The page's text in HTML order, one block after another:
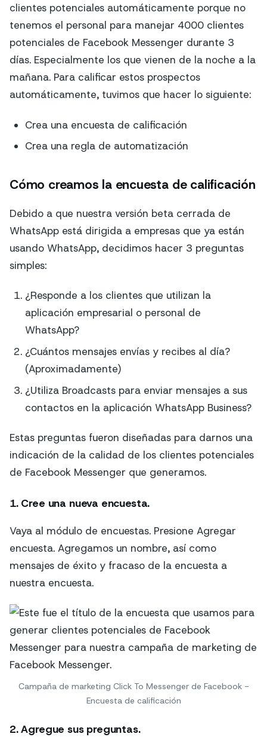
clientes potenciales automáticamente porque no
tenemos el personal para manejar 4000 clientes
potenciales de Facebook Messenger durante 3
días. Especialmente los que vienen de la noche a la
mañana. Para calificar estos prospectos
automáticamente, tuvimos que hacer lo siguiente:
Crea una encuesta de calificación
Crea una regla de automatización
Cómo creamos la encuesta de calificación
Debido a que nuestra versión beta cerrada de
WhatsApp está dirigida a empresas que ya están
usando WhatsApp, decidimos hacer 3 preguntas
simples:
¿Responde a los clientes que utilizan la
aplicación empresarial o personal de
WhatsApp?
¿Cuántos mensajes envías y recibes al día?
(Aproximadamente)
¿Utiliza Broadcasts para enviar mensajes a sus
contactos en la aplicación WhatsApp Business?
Estas preguntas fueron diseñadas para darnos una
indicación de la calidad de los clientes potenciales
de Facebook Messenger que generamos.
1. Cree una nueva encuesta.
Vaya al módulo de encuestas. Presione Agregar
encuesta. Agregamos un nombre, así como
mensajes de éxito y fracaso de la encuesta a
nuestra encuesta.
Campaña de marketing Click To Messenger de Facebook -
Encuesta de calificación
2. Agregue sus preguntas.